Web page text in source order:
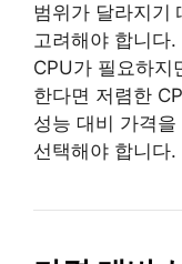
범위가 달라지기
고려해야 합니다
CPU가 필요하지
한다면 저렴한
성능 대비 가격
선택해야 합니다.